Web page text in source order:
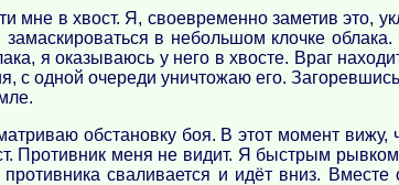
мне в хвост. Я, своевременно заметив это,
замаскироваться в небольшом клочке
я оказываюсь у него в хвосте. Враг
с одной очереди уничтожаю его.
обстановку боя. В этот момент вижу,
Противник меня не видит. Я быстрым
сваливается и идёт вниз.